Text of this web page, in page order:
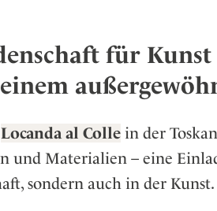
Portugal
Schweiz
für
Locanda al Colle in der
und Materialien – eine
sondern auch in der Kunst.